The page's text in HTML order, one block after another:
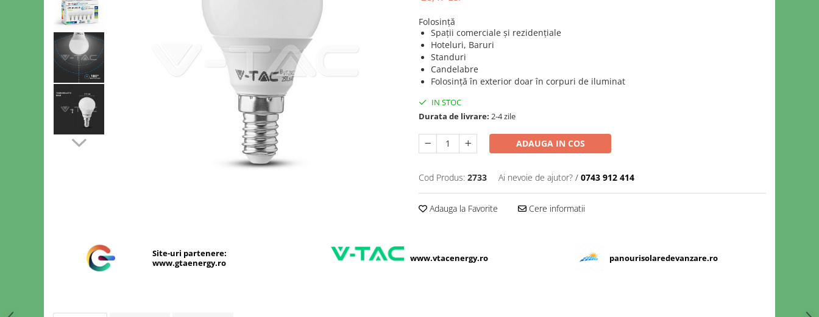
Lămpi de Birou
Oglinzi LED
Folosință
Spații comerciale și rezidențiale
Hoteluri, Baruri
Standuri
Candelabre
Folosință în exterior doar în corpuri de iluminat
IN STOC
Durata de livrare: 2-4 zile
ADAUGA IN COS
Cod Produs: 2733 Ai nevoie de ajutor? / 0743 912 414
Adauga la Favorite Cere informatii
Site-uri partenere:
www.gtaenergy.ro
www.vtacenergy.ro panourisolaredevanzare.ro